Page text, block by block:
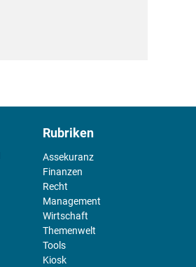
Rubriken
Assekuranz
Finanzen
Recht
Management
Wirtschaft
Themenwelt
Tools
Kiosk